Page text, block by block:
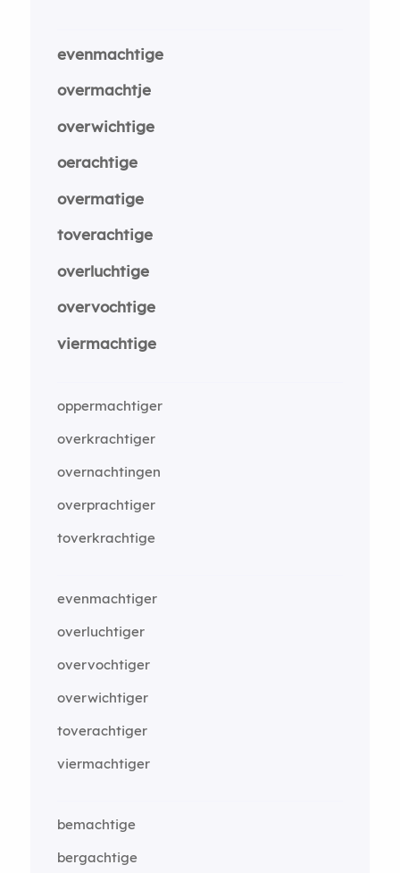
evenmachtige
overmachtje
overwichtige
oerachtige
overmatige
toverachtige
overluchtige
overvochtige
viermachtige
oppermachtiger
overkrachtiger
overnachtingen
overprachtiger
toverkrachtige
evenmachtiger
overluchtiger
overvochtiger
overwichtiger
toverachtiger
viermachtiger
bemachtige
bergachtige